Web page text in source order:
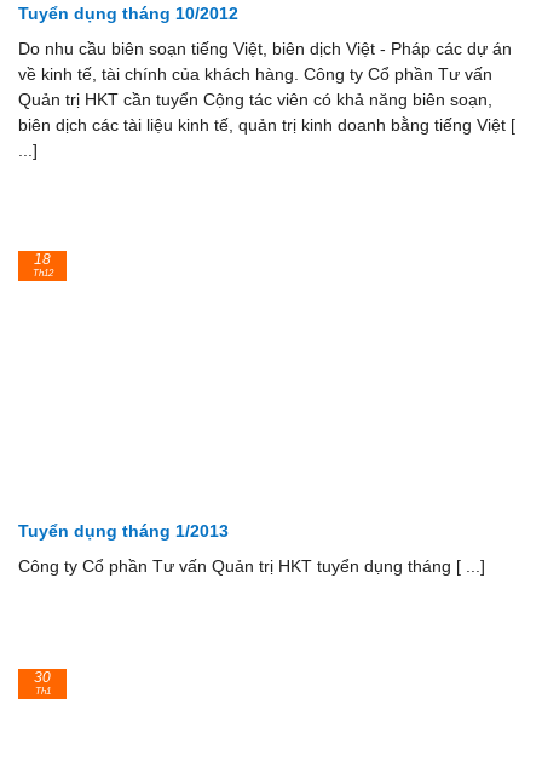
Tuyển dụng tháng 10/2012
Do nhu cầu biên soạn tiếng Việt, biên dịch Việt - Pháp các dự án
về kinh tế, tài chính của khách hàng. Công ty Cổ phần Tư vấn
Quản trị HKT cần tuyển Cộng tác viên có khả năng biên soạn,
biên dịch các tài liệu kinh tế, quản trị kinh doanh bằng tiếng Việt [
...]
Tuyển dụng tháng 1/2013
Công ty Cổ phần Tư vấn Quản trị HKT tuyển dụng tháng [ ...]
18
Th12
30
Th1